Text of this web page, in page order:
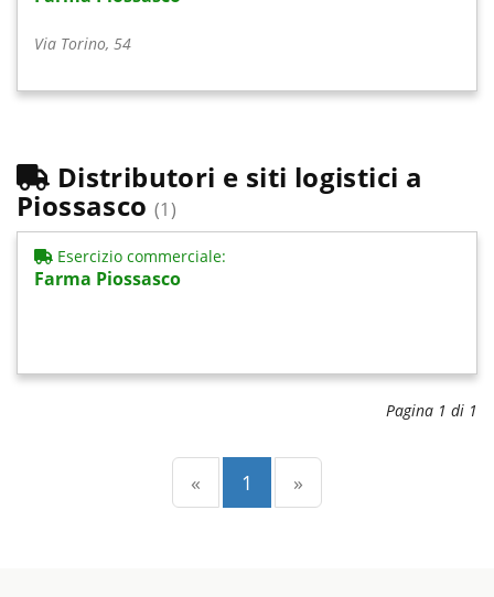
Via Torino, 54
Distributori e siti logistici a
Piossasco (1)
Esercizio commerciale:
Farma Piossasco
Pagina 1 di 1
« Precedente
1 (current)
»